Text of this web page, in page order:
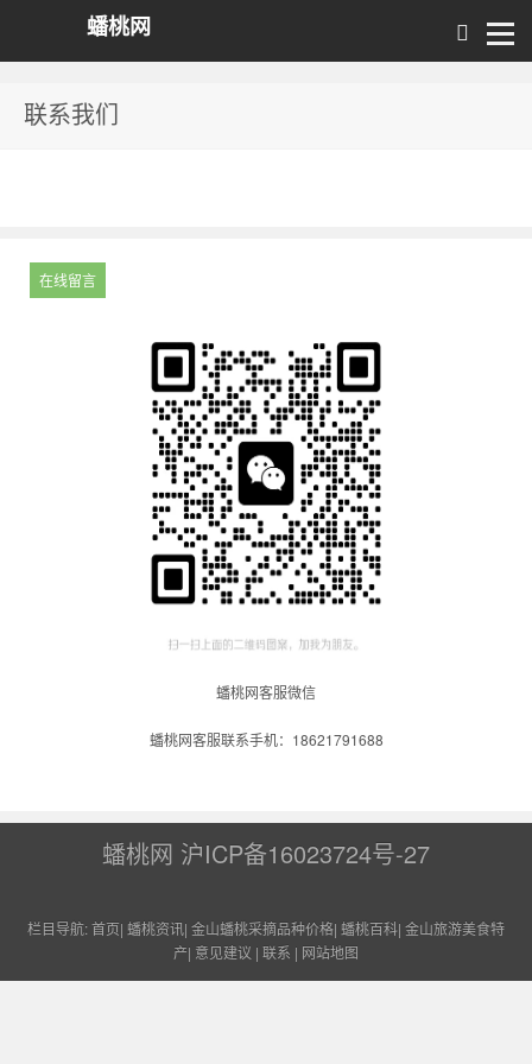
蟠桃网
联系我们
在线留言
蟠桃网客服微信
蟠桃网客服联系手机：18621791688
蟠桃网 沪ICP备16023724号-27
栏目导航:首页| 蟠桃资讯| 金山蟠桃采摘品种价格| 蟠桃百科| 金山旅游美食特
产| 意见建议 | 联系 | 网站地图